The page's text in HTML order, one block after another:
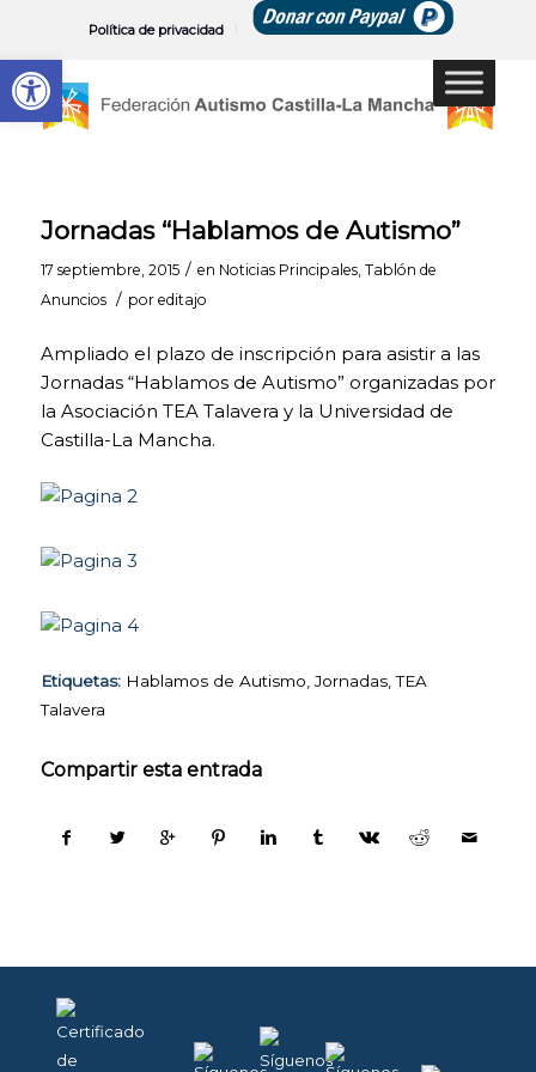
Política de privacidad
Jornadas “Hablamos de Autismo”
17 septiembre, 2015 / en Noticias Principales, Tablón de
Anuncios / por editajo
Ampliado el plazo de inscripción para asistir a las
Jornadas “Hablamos de Autismo” organizadas por
la Asociación TEA Talavera y la Universidad de
Castilla-La Mancha.
Etiquetas: Hablamos de Autismo,Jornadas,TEA
Talavera
Compartir esta entrada
COOKIES
TÉCNICAS
NECESARIAS.
Para que
nuestra
Abrir barra de herramientas